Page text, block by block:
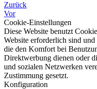
Zurück
Vor
Cookie-Einstellungen
Diese Website benutzt
Website erforderlich sind
die den Komfort bei
Direktwerbung dienen oder
und sozialen Netzwerken
Zustimmung gesetzt.
Konfiguration